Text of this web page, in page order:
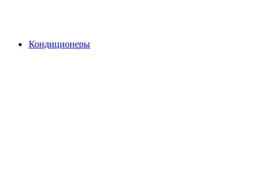
Кондиционеры